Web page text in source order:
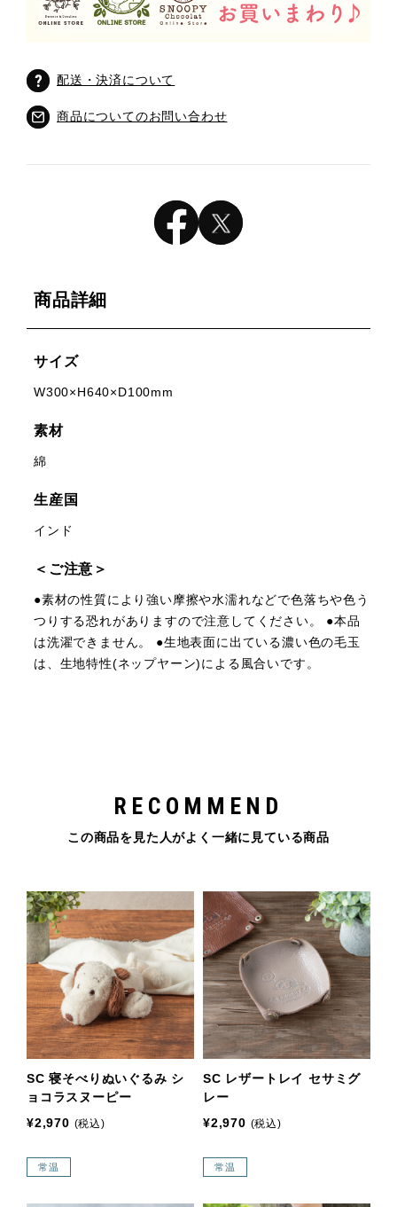
配送・決済について
商品についてのお問い合わせ
商品詳細
サイズ
W300×H640×D100mm
素材
綿
生産国
インド
＜ご注意＞
●素材の性質により強い摩擦や水濡れなどで色落ちや色う
つりする恐れがありますので注意してください。 ●本品
は洗濯できません。 ●生地表面に出ている濃い色の毛玉
は、生地特性(ネップヤーン)による風合いです。
RECOMMEND
この商品を見た人がよく一緒に見ている商品
SC 寝そべりぬいぐるみ シ
ョコラスヌーピー
¥2,970 (税込)
常温
SC レザートレイ セサミグ
レー
¥2,970 (税込)
常温